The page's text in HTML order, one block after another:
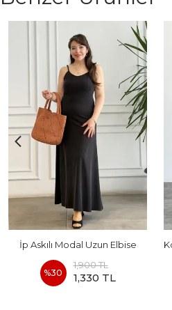
İp Askılı Modal Uzun Elbise
%30
1,900 TL
1,330 TL